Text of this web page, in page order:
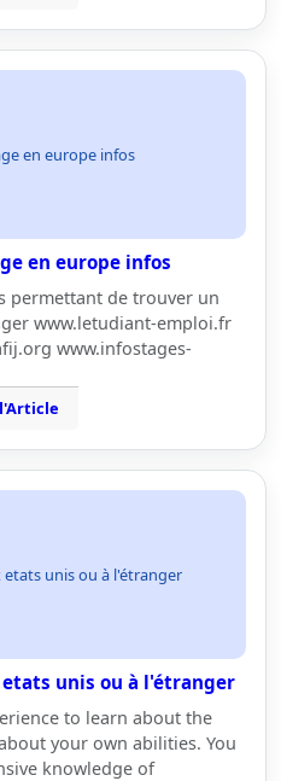
en europe infos
en europe infos
permettant de trouver un
www.letudiant-emploi.fr
www.infostages-
unis ou à l'étranger
unis ou à l'étranger
to learn about the
your own abilities. You
knowledge of